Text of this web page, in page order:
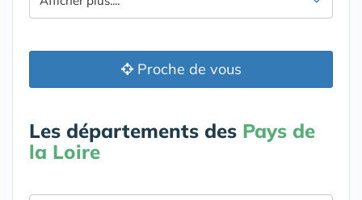
Proche de vous
Les départements des Pays de
la Loire